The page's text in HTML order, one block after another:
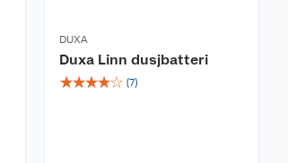
DUXA
Duxa Linn dusjbatteri
☆☆☆☆☆ (7)